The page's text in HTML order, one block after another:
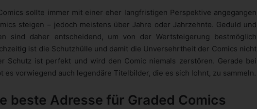
sollte immer mit einer eher langfristigen Perspektive angegangen
steigen − jedoch meistens über Jahre oder Jahrzehnte. Geduld und
sind daher entscheidend, um von der Wertsteigerung bestmöglich
ist die Schutzhülle und damit die Unversehrtheit der Comics nicht
Schutz ist perfekt und wird den Comic niemals zerstören. Gerade bei
es vorwiegend auch legendäre Titelbilder, die es sich lohnt, zu sammeln.
beste Adresse für Graded Comics